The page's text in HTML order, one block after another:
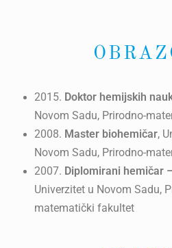
2015. Doktor hemijskih
Novom Sadu, Prirodno-
2008. Master biohemičar,
Novom Sadu, Prirodno-
2007. Diplomirani hemičar
Univerzitet u Novom Sadu,
matematički fakultet